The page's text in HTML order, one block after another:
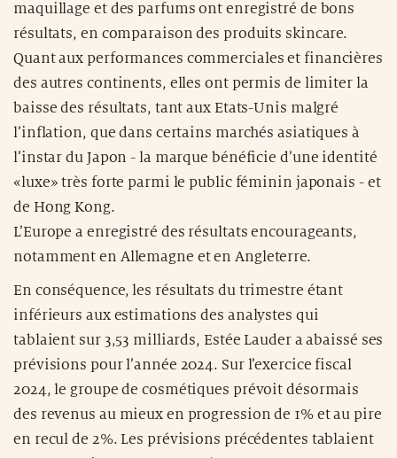
maquillage et des parfums ont enregistré de bons
résultats, en comparaison des produits skincare.
Quant aux performances commerciales et financières
des autres continents, elles ont permis de limiter la
baisse des résultats, tant aux Etats-Unis malgré
l’inflation, que dans certains marchés asiatiques à
l’instar du Japon - la marque bénéficie d’une identité
«luxe» très forte parmi le public féminin japonais - et
de Hong Kong.
L’Europe a enregistré des résultats encourageants,
notamment en Allemagne et en Angleterre.
En conséquence, les résultats du trimestre étant
inférieurs aux estimations des analystes qui
tablaient sur 3,53 milliards, Estée Lauder a abaissé ses
prévisions pour l’année 2024. Sur l’exercice fiscal
2024, le groupe de cosmétiques prévoit désormais
des revenus au mieux en progression de 1% et au pire
en recul de 2%. Les prévisions précédentes tablaient